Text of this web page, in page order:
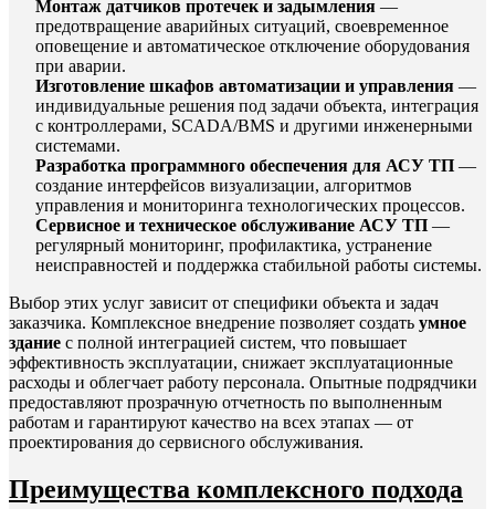
Монтаж датчиков протечек и задымления —
предотвращение аварийных ситуаций, своевременное
оповещение и автоматическое отключение оборудования
при аварии.
Изготовление шкафов автоматизации и управления —
индивидуальные решения под задачи объекта, интеграция
с контроллерами, SCADA/BMS и другими инженерными
системами.
Разработка программного обеспечения для АСУ ТП —
создание интерфейсов визуализации, алгоритмов
управления и мониторинга технологических процессов.
Сервисное и техническое обслуживание АСУ ТП —
регулярный мониторинг, профилактика, устранение
неисправностей и поддержка стабильной работы системы.
Выбор этих услуг зависит от специфики объекта и задач
заказчика. Комплексное внедрение позволяет создать умное
здание с полной интеграцией систем, что повышает
эффективность эксплуатации, снижает эксплуатационные
расходы и облегчает работу персонала. Опытные подрядчики
предоставляют прозрачную отчетность по выполненным
работам и гарантируют качество на всех этапах — от
проектирования до сервисного обслуживания.
Преимущества комплексного подхода